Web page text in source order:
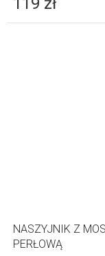
NASZYJNIK Z
PERŁOWĄ